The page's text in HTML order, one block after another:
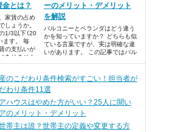
とは？
家賃の占め
しょうか。
1/3以下（20
ます。 毎
の支払いが
ありません
か分かりま
ーのメリット・デメリット
を解説
バルコニーとベランダはどう違う
かを知っていますか？ どちらも似
ている言葉ですが、実は明確な違
いがあります。 この記事ではバル
ついてもお伝えします。
のこだわり条件検索がすごい！担当者が
わり条件11選
ハウスはやめた方がいい？25人に聞い
のメリット・デメリット
帯主は誰？世帯主の定義や変更する方